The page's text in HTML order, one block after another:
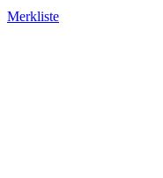
Merkliste